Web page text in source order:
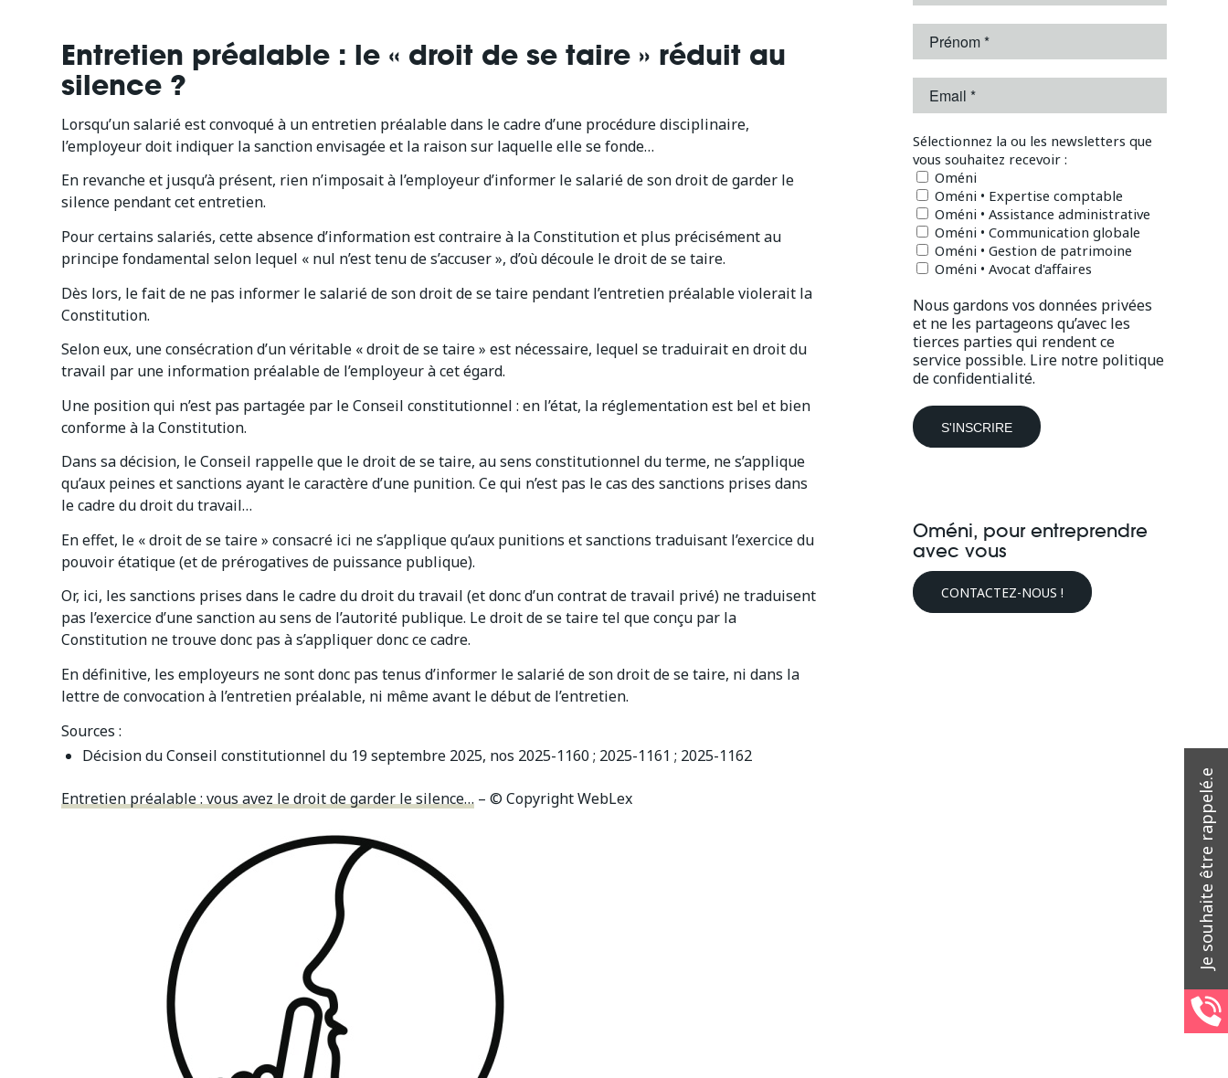
Entretien préalable : le « droit de se taire » réduit au
silence ?
Lorsqu’un salarié est convoqué à un entretien préalable dans le cadre d’une procédure disciplinaire,
l’employeur doit indiquer la sanction envisagée et la raison sur laquelle elle se fonde…
En revanche et jusqu’à présent, rien n’imposait à l’employeur d’informer le salarié de son droit de garder le
silence pendant cet entretien.
Pour certains salariés, cette absence d’information est contraire à la Constitution et plus précisément au
principe fondamental selon lequel « nul n’est tenu de s’accuser », d’où découle le droit de se taire.
Dès lors, le fait de ne pas informer le salarié de son droit de se taire pendant l’entretien préalable violerait la
Constitution.
Selon eux, une consécration d’un véritable « droit de se taire » est nécessaire, lequel se traduirait en droit du
travail par une information préalable de l’employeur à cet égard.
Une position qui n’est pas partagée par le Conseil constitutionnel : en l’état, la réglementation est bel et bien
conforme à la Constitution.
Dans sa décision, le Conseil rappelle que le droit de se taire, au sens constitutionnel du terme, ne s’applique
qu’aux peines et sanctions ayant le caractère d’une punition. Ce qui n’est pas le cas des sanctions prises dans
le cadre du droit du travail…
En effet, le « droit de se taire » consacré ici ne s’applique qu’aux punitions et sanctions traduisant l’exercice du
pouvoir étatique (et de prérogatives de puissance publique).
Or, ici, les sanctions prises dans le cadre du droit du travail (et donc d’un contrat de travail privé) ne traduisent
pas l’exercice d’une sanction au sens de l’autorité publique. Le droit de se taire tel que conçu par la
Constitution ne trouve donc pas à s’appliquer donc ce cadre.
En définitive, les employeurs ne sont donc pas tenus d’informer le salarié de son droit de se taire, ni dans la
lettre de convocation à l’entretien préalable, ni même avant le début de l’entretien.
Sources :
Décision du Conseil constitutionnel du 19 septembre 2025, nos 2025-1160 ; 2025-1161 ; 2025-1162
Entretien préalable : vous avez le droit de garder le silence… – © Copyright WebLex
Sélectionnez la ou les newsletters que
vous souhaitez recevoir :
Oméni
Oméni • Expertise comptable
Oméni • Assistance administrative
Oméni • Communication globale
Oméni • Gestion de patrimoine
Oméni • Avocat d'affaires
Nous gardons vos données privées
et ne les partageons qu’avec les
tierces parties qui rendent ce
service possible. Lire notre politique
de confidentialité.
Oméni, pour entreprendre
avec vous
CONTACTEZ-NOUS !